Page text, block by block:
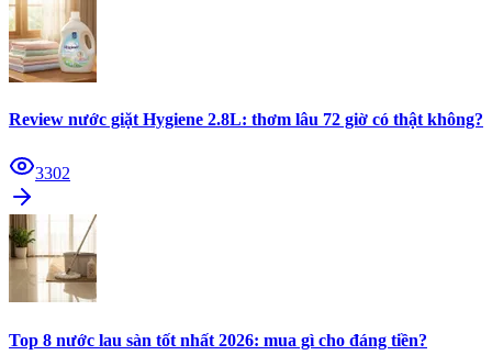
Review nước giặt Hygiene 2.8L: thơm lâu 72 giờ có thật không?
3302
Top 8 nước lau sàn tốt nhất 2026: mua gì cho đáng tiền?